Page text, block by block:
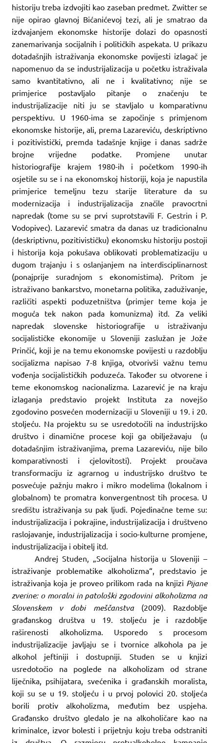
historiju treba izdvojiti kao zaseban predmet. Zwitter se
nije opirao glavnoj Bićanićevoj tezi, ali je smatrao da
izdvajanjem ekonomske historije dolazi do opasnosti
zanemarivanja socijalnih i političkih aspekata. U prikazu
dotadašnjih istraživanja ekonomske povijesti izlagač je
napomenuo da se industrijalizacija u početku istraživala
samo kvantitativno, ali ne i kvalitativno; nije se
primjerice postavljalo pitanje o značenju te
industrijalizacije niti ju se stavljalo u komparativnu
perspektivu. U 1960-ima se započinje s primjenom
ekonomske historije, ali, prema Lazareviću, deskriptivno
i pozitivistički, premda tadašnje knjige i danas sadrže
brojne vrijedne podatke. Promjene unutar
historiografije krajem 1980-ih i početkom 1990-ih
osjetile su se i na ekonomskoj historiji, koja je napustila
primjerice temeljnu tezu starije literature da su
modernizacija i industrijalizacija značile pravocrtni
napredak (tome su se prvi suprotstavili F. Gestrin i P.
Vodopivec). Lazarević smatra da danas uz tradicionalnu
(deskriptivnu, pozitivističku) ekonomsku historiju postoji
i historija koja pokušava oblikovati problematizaciju u
dugom trajanju i s oslanjanjem na interdisciplinarnost
(ponajprije suradnjom s ekonomistima). Pritom je
istraživano bankarstvo, monetarna politika, zaduživanje,
različiti aspekti poduzetništva (primjer teme koja je
moguća tek nakon pada komunizma) itd. Za veliki
napredak slovenske historiografije u istraživanju
socijalističke ekonomije u Sloveniji zaslužan je Jože
Prinčić, koji je na temu ekonomske povijesti u razdoblju
socijalizma napisao 7-8 knjiga, otvorivši važnu temu
vođenja socijalističkih poduzeća. Također su otvorene i
teme ekonomskog nacionalizma. Lazarević je na kraju
izlaganja predstavio projekt Instituta za novejšo
zgodovino posvećen modernizaciji u Sloveniji u 19. i 20.
stoljeću. Na projektu su se usredotočili na industrijsko
društvo i dinamične procese koji ga obilježavaju
(u
dotadašnjim istraživanjima, prema Lazareviću, nije bilo
komparativnosti i cjelovitosti). Projekt proučava
transformaciju iz agrarnog u industrijsko društvo te
posvećuje pažnju makro i mikro modelima (lokalnom i
globalnom) te promatra konvergentnost tih procesa. U
središtu istraživanja su pak ljudi. Pojedinačne teme su:
industrijalizacija i pokrajine, industrijalizacija i društveno
raslojavanje, industrijalizacija i socio-kulturne promjene,
industrijalizacija i obitelj itd.
Andrej Studen, „Socijalna historija u Sloveniji –
istraživanje problematike alkoholizma“, predstavio je
istraživanja koja je proveo prilikom rada na knjizi Pijane
zverine: o moralni in patološki zgodovini alkoholizma na
Slovenskem v dobi meščanstva(2009). Razdoblje
građanskog društva u 19. stoljeću je i razdoblje
raširenosti alkoholizma. Usporedo s procesom
industrijalizacije javljaju se i tvornice alkohola pa je
alkohol jeftiniji i dostupniji. Studen se u knjizi
usredotočio na poglede na alkoholizam od strane
liječnika, psihijatara, svećenika i građanskih moralista,
koji su se u 19. stoljeću i u prvoj polovici 20. stoljeća
borili protiv alkoholizma, međutim bez uspjeha.
Građansko društvo gledalo je na alkoholičare kao na
kriminalce, izvor bolesti i prijetnju koju treba odstraniti